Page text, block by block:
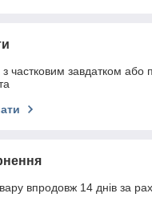
з частковим завдатком або
впродовж 14 днів за